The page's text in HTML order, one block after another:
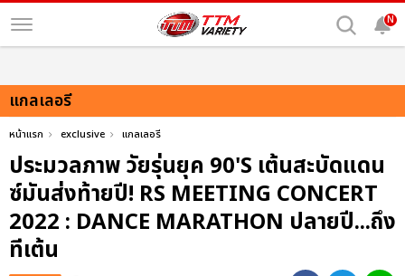
N
แกลเลอรี
หน้าแรก exclusive แกลเลอรี
ประมวลภาพ วัยรุ่นยุค 90'S เต้นสะบัดแดน
ซ์มันส่งท้ายปี! RS MEETING CONCERT
2022 : DANCE MARATHON ปลายปี...ถึง
ทีเต้น